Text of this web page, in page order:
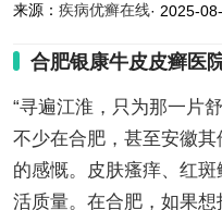
来源： 疾病优癣在线· 2025-
合肥银康牛皮皮癣医
“寻遍江淮，只为那一片
不少在合肥，甚至安徽
的感慨。皮肤瘙痒、红
活质量。在合肥，如果